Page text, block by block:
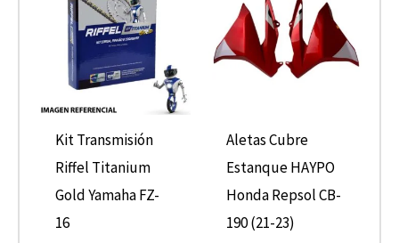
Kit Transmisión
Riffel Titanium
Gold Yamaha FZ-
16
Aletas Cubre
Estanque HAYPO
Honda Repsol CB-
190 (21-23)